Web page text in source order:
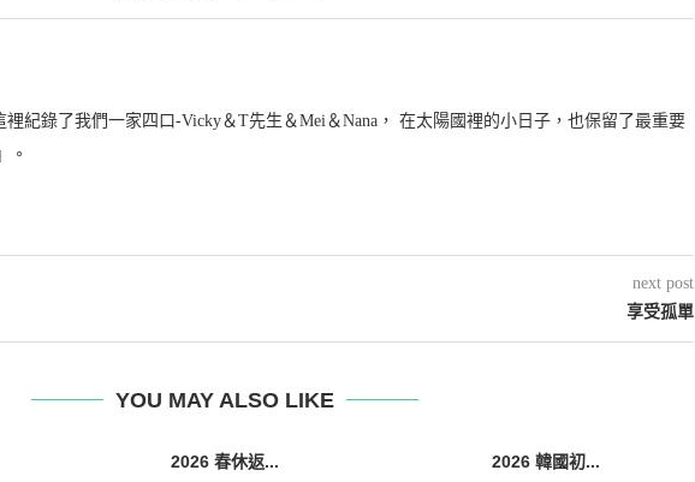
裡紀錄了我們一家四口-Vicky＆T先生＆Mei＆Nana， 在太陽國裡的小日子，也保留了最重要
。
next post
享受孤單
YOU MAY ALSO LIKE
2026 春休返... 2026 韓國初...